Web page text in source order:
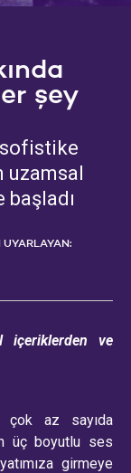
şey
uzamsal
başladı
içeriklerden ve
çok az sayıda
üç boyutlu ses
girmeye